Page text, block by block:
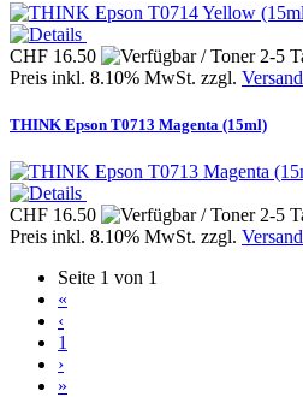
CHF 16.50
Preis inkl. 8.10% MwSt. zzgl. Versand
THINK Epson T0713 Magenta (15ml)
CHF 16.50
Preis inkl. 8.10% MwSt. zzgl. Versand
Seite 1 von 1
«
‹
1
›
»